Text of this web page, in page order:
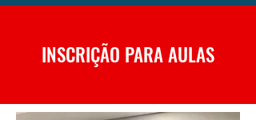
INSCRIÇÃO PARA AULAS